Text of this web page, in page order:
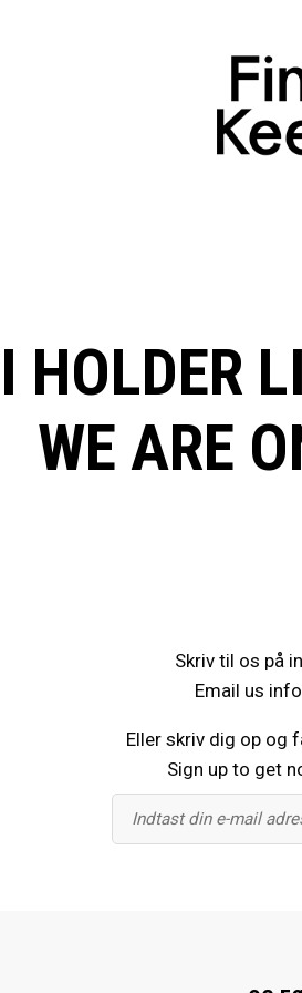
HOLDER
WE ARE
Skriv til os på
Email us
Eller skriv dig op og
Sign up to get